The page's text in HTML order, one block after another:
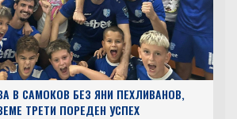
В САМОКОВ БЕЗ ЯНИ ПЕХЛИВАНОВ,
ТРЕТИ ПОРЕДЕН УСПЕХ